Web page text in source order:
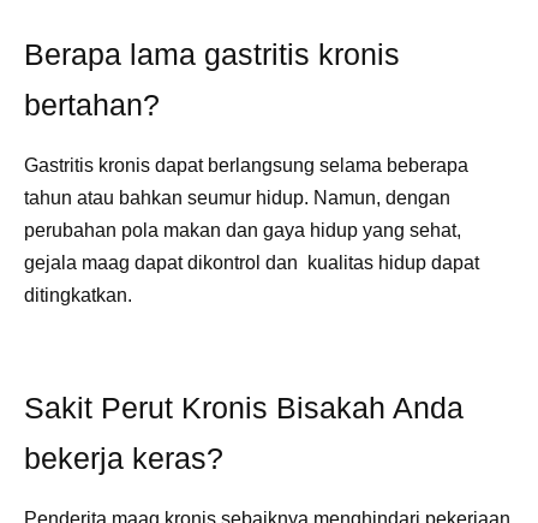
Berapa lama gastritis kronis
bertahan?
Gastritis kronis dapat berlangsung selama beberapa
tahun atau bahkan seumur hidup. Namun, dengan
perubahan pola makan dan gaya hidup yang sehat,
gejala maag dapat dikontrol dan kualitas hidup dapat
ditingkatkan.
Sakit Perut Kronis Bisakah Anda
bekerja keras?
Penderita maag kronis sebaiknya menghindari pekerjaan